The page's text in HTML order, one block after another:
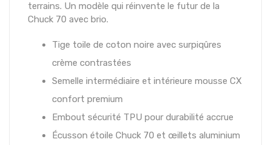
terrains. Un modèle qui réinvente le futur de la
Chuck 70 avec brio.
Tige toile de coton noire avec surpiqûres
crème contrastées
Semelle intermédiaire et intérieure mousse CX
confort premium
Embout sécurité TPU pour durabilité accrue
Écusson étoile Chuck 70 et œillets aluminium